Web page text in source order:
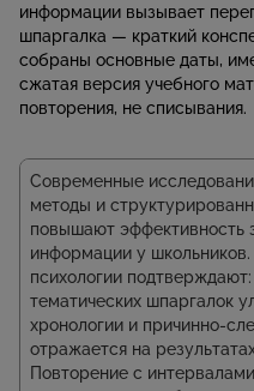
информации вызывает
шпаргалка — краткий
собраны основные даты,
сжатая версия учебного
повторения, не списывания.
Современные
методы и
повышают эффективность
информации у
психологии
тематических шпаргалок
хронологии и причинно-
отражается на
Повторение с